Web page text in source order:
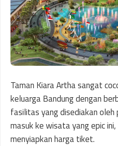
Taman Kiara Artha sangat
keluarga Bandung dengan
fasilitas yang disediakan oleh
masuk ke wisata yang epic
menyiapkan harga tiket.